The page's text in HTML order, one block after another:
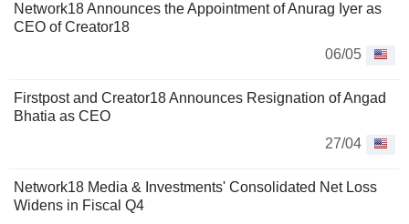
Network18 Announces the Appointment of Anurag Iyer as
CEO of Creator18
06/05
Firstpost and Creator18 Announces Resignation of Angad
Bhatia as CEO
27/04
Network18 Media & Investments' Consolidated Net Loss
Widens in Fiscal Q4